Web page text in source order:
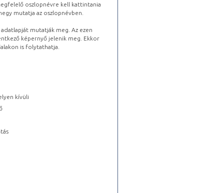
oszlopnévre kell kattintania
mutatja az oszlopnévben.
mutatják meg. Az ezen
képernyő jelenik meg. Ekkor
is folytathatja.
kívüli